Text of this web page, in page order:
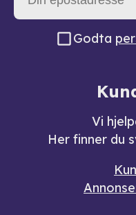
Godta
Vi
Her finner du